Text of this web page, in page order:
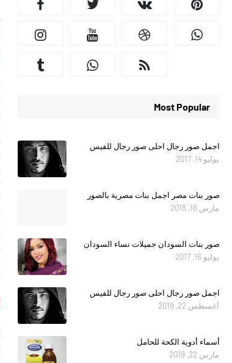
Most Popular
اجمل صور رجال احلى صور رجال للفيس
يوليو 14, 2017
صور بنات مصر اجمل بنات مصرية بالصور
مارس 16, 2018
صور بنات السودان جميلات نساء السودان
يوليو 16, 2017
اجمل صور رجال احلى صور رجال للفيس
أغسطس 22, 2019
أسماء أدوية الكحة للحامل
مارس 22, 2019